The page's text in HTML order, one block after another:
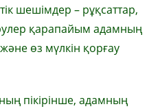
шешімдер – рұқсаттар,
қарапайым адамның
өз мүлкін қорғау
пікірінше, адамның